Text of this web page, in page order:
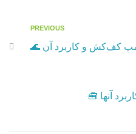
PREVIOUS
کف‌کش و کاربرد آن 🌊
آنها 🧰